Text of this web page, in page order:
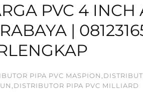
PVC 4 INCH
|
PIPA PVC
PIPA PVC MILLIARD